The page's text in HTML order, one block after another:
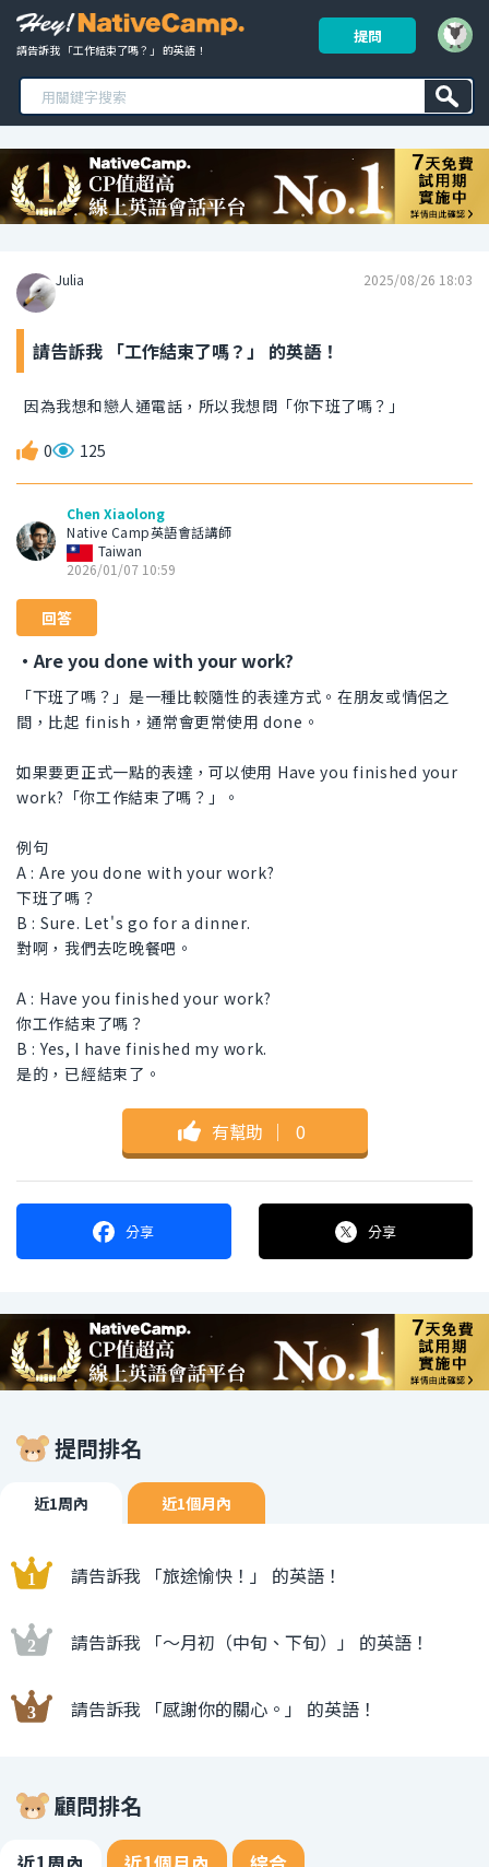
請告訴我 「工作結束了嗎？」 的英語！
提問
Julia 2025/08/26 18:03
請告訴我 「工作結束了嗎？」 的英語！
因為我想和戀人通電話，所以我想問「你下班了嗎？」
0 125
Chen Xiaolong
Native Camp英語會話講師
Taiwan
2026/01/07 10:59
回答
・Are you done with your work?
「下班了嗎？」是一種比較隨性的表達方式。在朋友或情侶之
間，比起 finish，通常會更常使用 done。
如果要更正式一點的表達，可以使用 Have you finished your
work?「你工作結束了嗎？」。
例句
A : Are you done with your work?
下班了嗎？
B : Sure. Let's go for a dinner.
對啊，我們去吃晚餐吧。
A : Have you finished your work?
你工作結束了嗎？
B : Yes, I have finished my work.
是的，已經結束了。
有幫助 ｜ 0
分享 分享
提問排名
近1周內 近1個月內
請告訴我 「旅途愉快！」 的英語！
請告訴我 「〜月初（中旬、下旬）」 的英語！
請告訴我 「感謝你的關心。」 的英語！
顧問排名